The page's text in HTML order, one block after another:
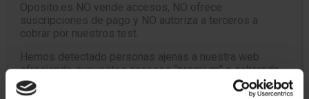
Oposito.es NO vende accesos, NO ofrece
suscripciones de pago y NO autoriza a terceros a
cobrar por nuestros test.
Hemos detectado personas ajenas a nuestra web
ofreciendo supuestos accesos “premium” o cobrando
dinero utilizando nuestro nombre.